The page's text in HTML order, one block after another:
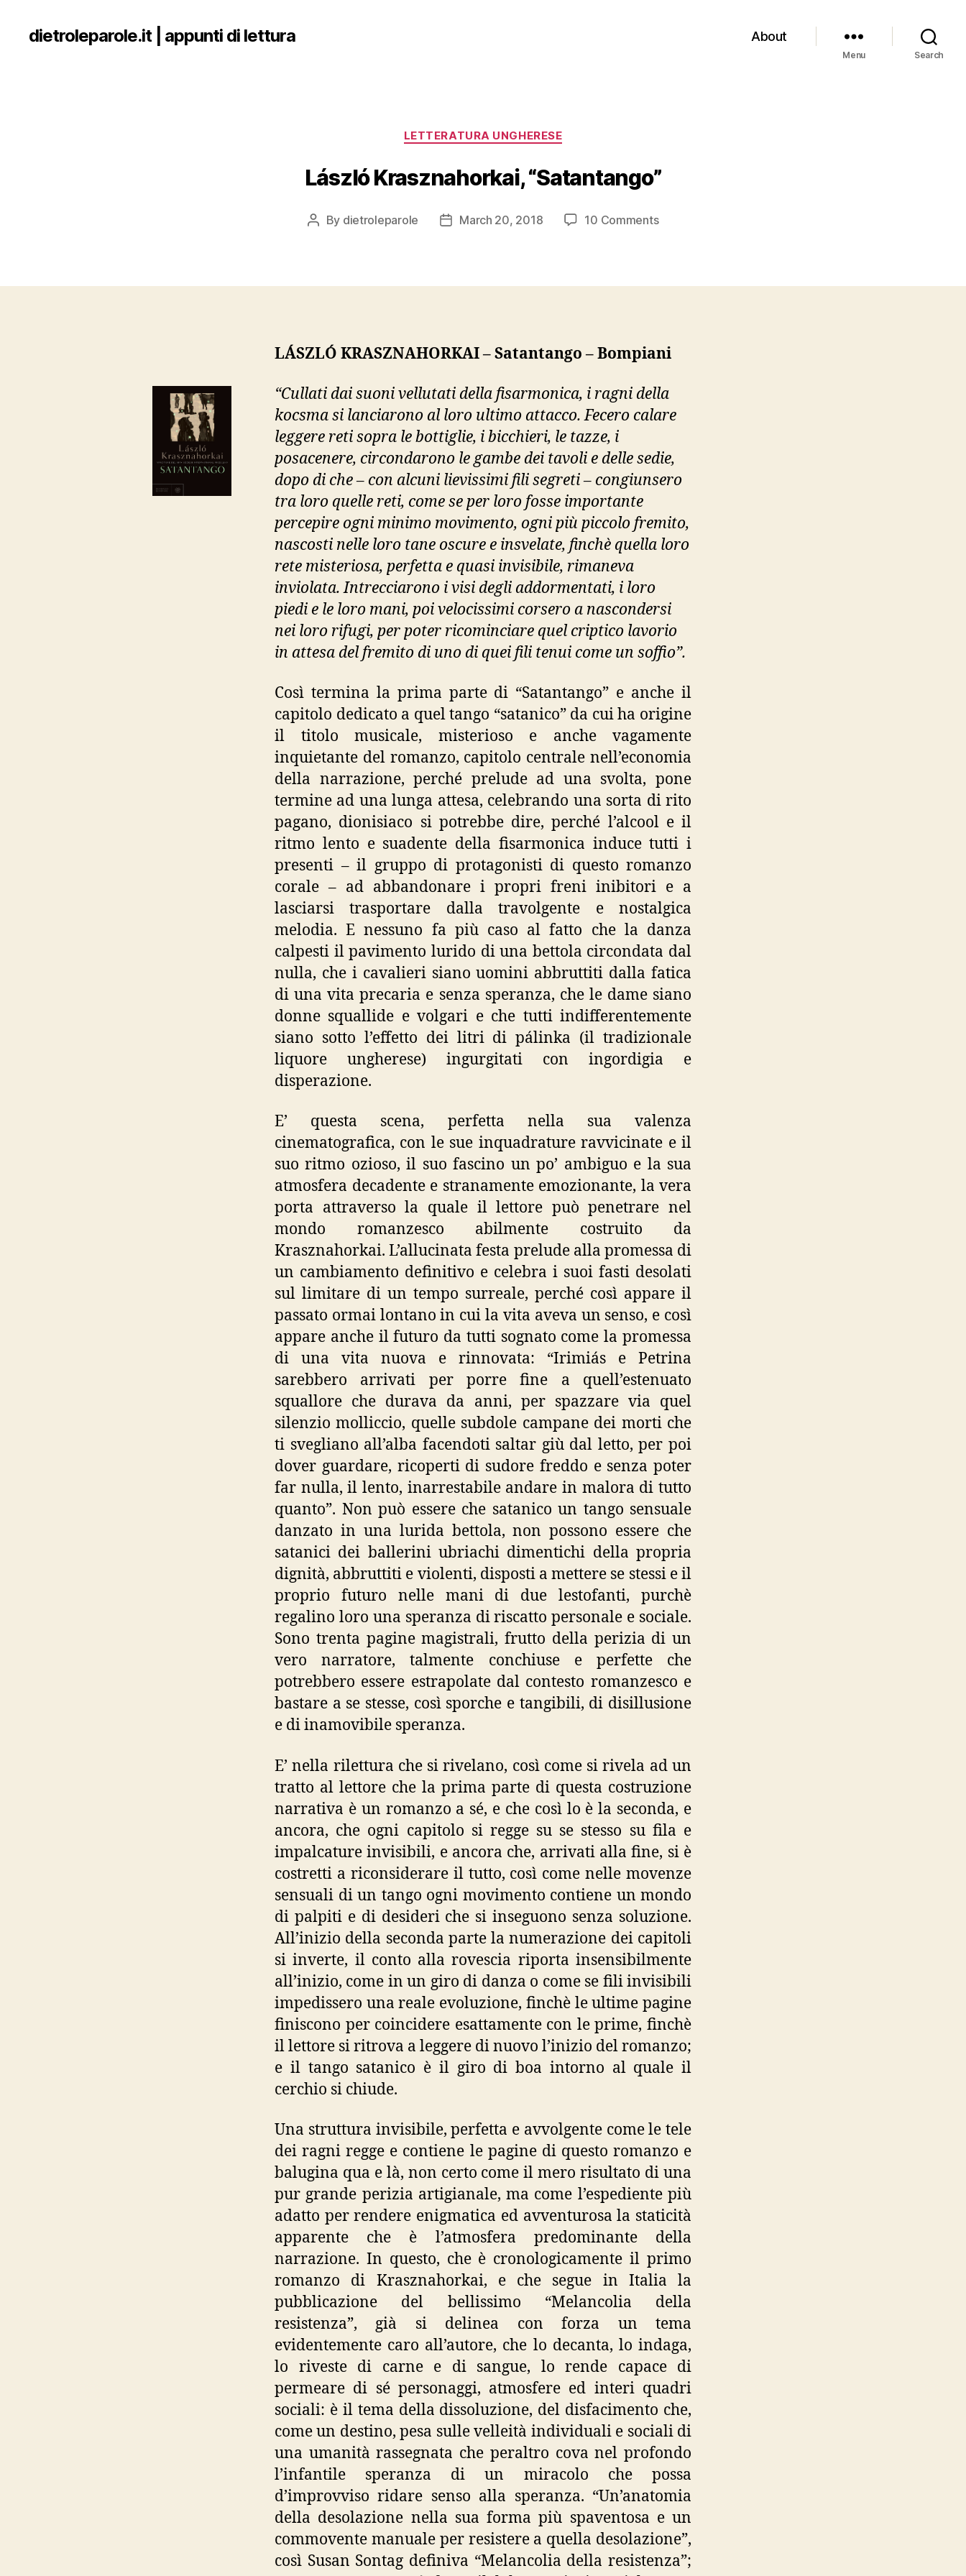
dietroleparole.it | appunti di lettura About
Menu Search
Categories
LETTERATURA UNGHERESE
László Krasznahorkai, “Satantango”
Post
By dietroleparole
PostMarch 20, 2018 10 Commentson
LÁSZLÓ KRASZNAHORKAI – Satantango – Bompiani
“Cullati dai suoni vellutati della fisarmonica, i ragni della
kocsma si lanciarono al loro ultimo attacco. Fecero calare
leggere reti sopra le bottiglie, i bicchieri, le tazze, i
posacenere, circondarono le gambe dei tavoli e delle sedie,
dopo di che – con alcuni lievissimi fili segreti – congiunsero
tra loro quelle reti, come se per loro fosse importante
percepire ogni minimo movimento, ogni più piccolo fremito,
nascosti nelle loro tane oscure e insvelate, finchè quella loro
rete misteriosa, perfetta e quasi invisibile, rimaneva
inviolata. Intrecciarono i visi degli addormentati, i loro
piedi e le loro mani, poi velocissimi corsero a nascondersi
nei loro rifugi, per poter ricominciare quel criptico lavorio
in attesa del fremito di uno di quei fili tenui come un soffio”.
Così termina la prima parte di “Satantango” e anche il
capitolo dedicato a quel tango “satanico” da cui ha origine
il titolo musicale, misterioso e anche vagamente
inquietante del romanzo, capitolo centrale nell’economia
della narrazione, perché prelude ad una svolta, pone
termine ad una lunga attesa, celebrando una sorta di rito
pagano, dionisiaco si potrebbe dire, perché l’alcool e il
ritmo lento e suadente della fisarmonica induce tutti i
presenti – il gruppo di protagonisti di questo romanzo
corale – ad abbandonare i propri freni inibitori e a
lasciarsi trasportare dalla travolgente e nostalgica
melodia. E nessuno fa più caso al fatto che la danza
calpesti il pavimento lurido di una bettola circondata dal
nulla, che i cavalieri siano uomini abbruttiti dalla fatica
di una vita precaria e senza speranza, che le dame siano
donne squallide e volgari e che tutti indifferentemente
siano sotto l’effetto dei litri di pálinka (il tradizionale
liquore ungherese) ingurgitati con ingordigia e
disperazione.
E’ questa scena, perfetta nella sua valenza
cinematografica, con le sue inquadrature ravvicinate e il
suo ritmo ozioso, il suo fascino un po’ ambiguo e la sua
atmosfera decadente e stranamente emozionante, la vera
porta attraverso la quale il lettore può penetrare nel
mondo romanzesco abilmente costruito da
Krasznahorkai. L’allucinata festa prelude alla promessa di
un cambiamento definitivo e celebra i suoi fasti desolati
sul limitare di un tempo surreale, perché così appare il
passato ormai lontano in cui la vita aveva un senso, e così
appare anche il futuro da tutti sognato come la promessa
di una vita nuova e rinnovata: “Irimiás e Petrina
sarebbero arrivati per porre fine a quell’estenuato
squallore che durava da anni, per spazzare via quel
silenzio molliccio, quelle subdole campane dei morti che
ti svegliano all’alba facendoti saltar giù dal letto, per poi
dover guardare, ricoperti di sudore freddo e senza poter
far nulla, il lento, inarrestabile andare in malora di tutto
quanto”. Non può essere che satanico un tango sensuale
danzato in una lurida bettola, non possono essere che
satanici dei ballerini ubriachi dimentichi della propria
dignità, abbruttiti e violenti, disposti a mettere se stessi e il
proprio futuro nelle mani di due lestofanti, purchè
regalino loro una speranza di riscatto personale e sociale.
Sono trenta pagine magistrali, frutto della perizia di un
vero narratore, talmente conchiuse e perfette che
potrebbero essere estrapolate dal contesto romanzesco e
bastare a se stesse, così sporche e tangibili, di disillusione
e di inamovibile speranza.
E’ nella rilettura che si rivelano, così come si rivela ad un
tratto al lettore che la prima parte di questa costruzione
narrativa è un romanzo a sé, e che così lo è la seconda, e
ancora, che ogni capitolo si regge su se stesso su fila e
impalcature invisibili, e ancora che, arrivati alla fine, si è
costretti a riconsiderare il tutto, così come nelle movenze
sensuali di un tango ogni movimento contiene un mondo
di palpiti e di desideri che si inseguono senza soluzione.
All’inizio della seconda parte la numerazione dei capitoli
si inverte, il conto alla rovescia riporta insensibilmente
all’inizio, come in un giro di danza o come se fili invisibili
impedissero una reale evoluzione, finchè le ultime pagine
finiscono per coincidere esattamente con le prime, finchè
il lettore si ritrova a leggere di nuovo l’inizio del romanzo;
e il tango satanico è il giro di boa intorno al quale il
cerchio si chiude.
Una struttura invisibile, perfetta e avvolgente come le tele
dei ragni regge e contiene le pagine di questo romanzo e
balugina qua e là, non certo come il mero risultato di una
pur grande perizia artigianale, ma come l’espediente più
adatto per rendere enigmatica ed avventurosa la staticità
apparente che è l’atmosfera predominante della
narrazione. In questo, che è cronologicamente il primo
romanzo di Krasznahorkai, e che segue in Italia la
pubblicazione del bellissimo “Melancolia della
resistenza”, già si delinea con forza un tema
evidentemente caro all’autore, che lo decanta, lo indaga,
lo riveste di carne e di sangue, lo rende capace di
permeare di sé personaggi, atmosfere ed interi quadri
sociali: è il tema della dissoluzione, del disfacimento che,
come un destino, pesa sulle velleità individuali e sociali di
una umanità rassegnata che peraltro cova nel profondo
l’infantile speranza di un miracolo che possa
d’improvviso ridare senso alla speranza. “Un’anatomia
della desolazione nella sua forma più spaventosa e un
commovente manuale per resistere a quella desolazione”,
così Susan Sontag definiva “Melancolia della resistenza”;